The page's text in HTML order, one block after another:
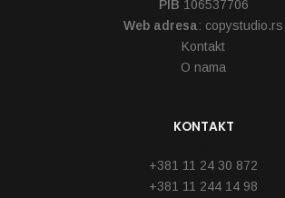
PIB 106537706
Web adresa: copystudio.rs
Kontakt
O nama
KONTAKT
+381 11 24 30 872
+381 11 244 14 98